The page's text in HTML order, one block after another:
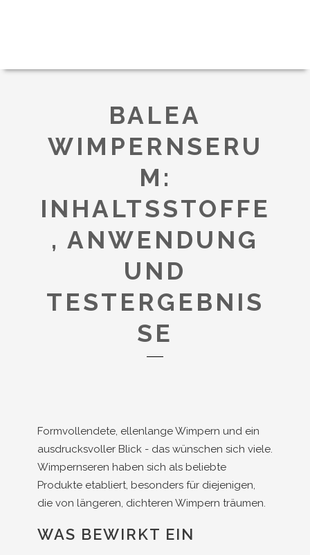
BALEA
WIMPERNSERU
M:
INHALTSSTOFFE
, ANWENDUNG
UND
TESTERGEBNIS
SE
Formvollendete, ellenlange Wimpern und ein
ausdrucksvoller Blick - das wünschen sich viele.
Wimpernseren haben sich als beliebte
Produkte etabliert, besonders für diejenigen,
die von längeren, dichteren Wimpern träumen.
WAS BEWIRKT EIN